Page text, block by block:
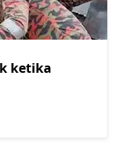
ketika